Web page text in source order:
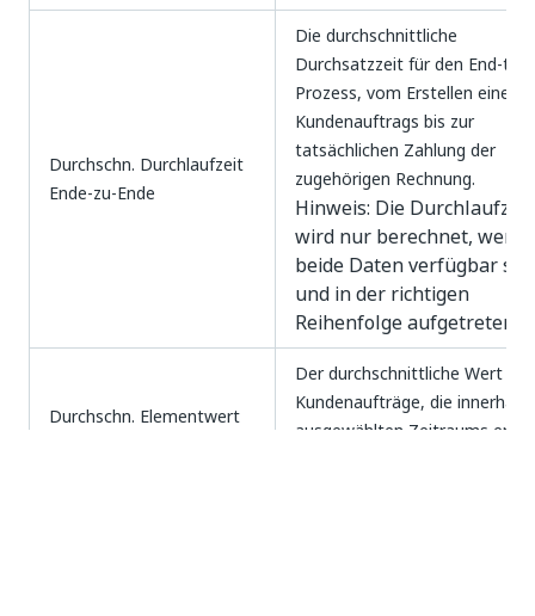
Durchschn. Durchlaufzeit
Ende-zu-Ende
Die durchschnittliche
Durchsatzzeit für den End-to-
Prozess, vom Erstellen eines
Kundenauftrags bis zur
tatsächlichen Zahlung der
zugehörigen Rechnung.
Hinweis: Die Durchlaufzeit
wird nur berechnet, wenn
beide Daten verfügbar
und in der richtigen
Reihenfolge aufgetreten
Durchschn. Elementwert
Der durchschnittliche Wert der
Kundenaufträge, die innerhalb
ausgewählten Zeitraums